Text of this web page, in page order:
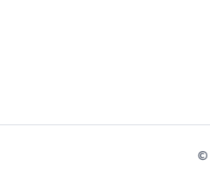
©